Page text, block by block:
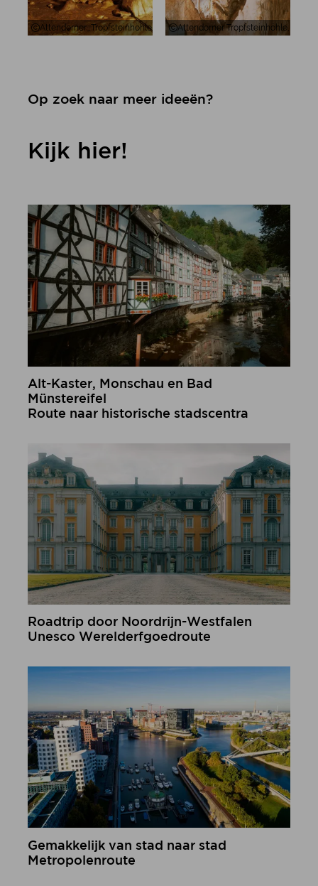
Attendorner_Tropfsteinhöhle, Atta-grot in Attendorn in het Sauerland
Attendorner Tropfsteinhöhle,
Op zoek naar meer ideeën?
Kijk hier!
Alt-Kaster, Monschau en Bad
Münstereifel
Route naar historische stadscentra
Roadtrip door Noordrijn-Westfalen
Unesco Werelderfgoedroute
Gemakkelijk van stad naar stad
Metropolenroute